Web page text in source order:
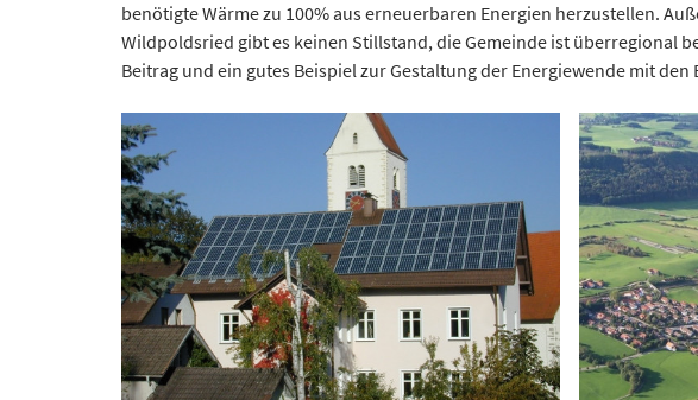
benötigte Wärme zu 100% aus erneuerbaren Energien herzustellen.
Wildpoldsried gibt es keinen Stillstand, die Gemeinde ist überregional
Beitrag und ein gutes Beispiel zur Gestaltung der Energiewende mit